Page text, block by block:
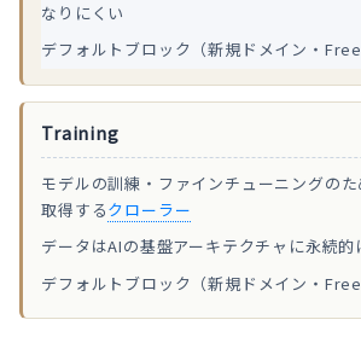
なりにくい
デフォルトブロック（新規ドメイン・Free
Training
モデルの訓練・ファインチューニングの
取得するクローラー
データはAIの基盤アーキテクチャに永続的
デフォルトブロック（新規ドメイン・Free